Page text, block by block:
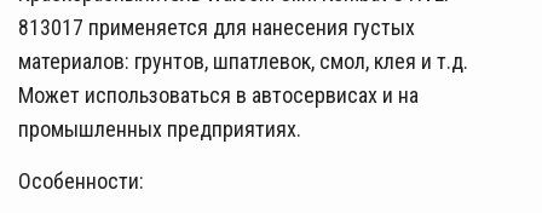
813017 применяется для нанесения густых
материалов: грунтов, шпатлевок, смол, клея и т.д.
Может использоваться в автосервисах и на
промышленных предприятиях.
Особенности: